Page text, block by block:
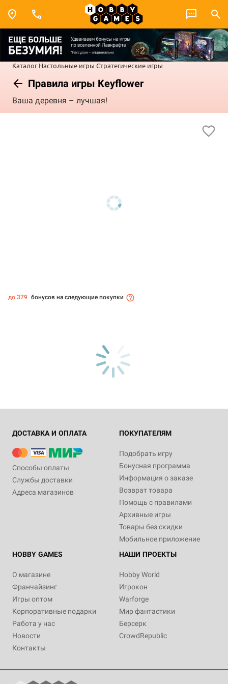
Каталог Настольные игры Стратегические игры
Правила игры Keyflower
Ваша деревня – лучшая!
до 379 бонусов на следующие покупки
ДОСТАВКА И ОПЛАТА
Способы оплаты
Службы доставки
Адреса магазинов
ПОКУПАТЕЛЯМ
Подобрать игру
Бонусная программа
Информация о заказе
Возврат товара
Помощь с правилами
Архивные игры
Товары без скидки
Мобильное приложение
HOBBY GAMES
О магазине
Франчайзинг
Игры оптом
Корпоративные подарки
Работа у нас
Новости
Контакты
НАШИ ПРОЕКТЫ
Hobby World
Игрокон
Warforge
Мир фантастики
Берсерк
CrowdRepublic